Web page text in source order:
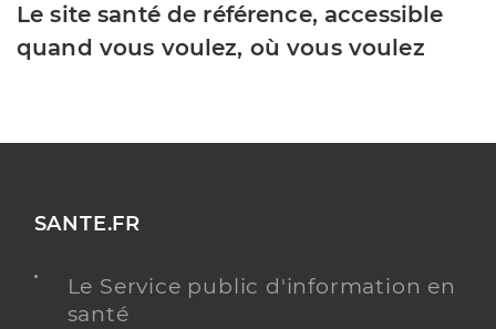
Le site santé de référence, accessible
quand vous voulez, où vous voulez
SANTE.FR
Le Service public d'information en
santé